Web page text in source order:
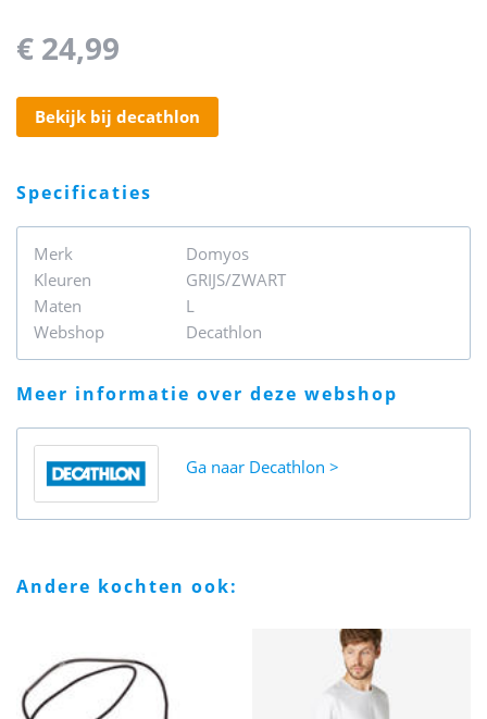
€ 24,99
bekijk bij decathlon
specificaties
Merk
Domyos
Kleuren
GRIJS/ZWART
Maten
L
Webshop
Decathlon
meer informatie over deze webshop
Ga naar Decathlon
andere kochten ook: